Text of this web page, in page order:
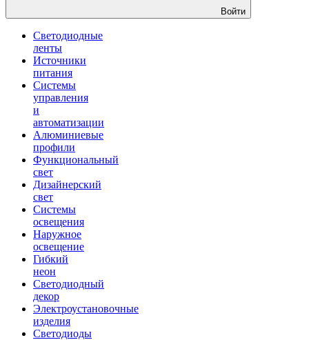
Войти
Светодиодные
ленты
Источники
питания
Системы
управления
и
автоматизации
Алюминиевые
профили
Функциональный
свет
Дизайнерский
свет
Системы
освещения
Наружное
освещение
Гибкий
неон
Светодиодный
декор
Электроустановочные
изделия
Светодиоды